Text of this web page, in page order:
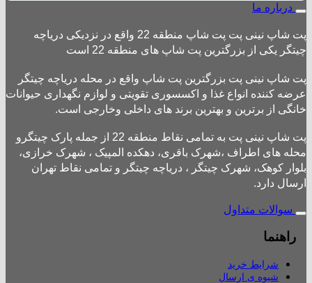
درباره ما
پت شاپ نینی پت پت شاپ منطقه 22 واقع در نزدیکی دریاچه
چیتگر یکی از بزرگترین پت شاپ های منطقه 22 است
پت شاپ نینی پت بزرگترین پت شاپ واقع در محله دریاچه چیتگر
عرضه کننده انواع غذا و اکسسوری تقویتی و لوازم نگهداری حیوانات
خانگی از برترین و بهترین برند های داخلی وخارجی است.
پت شاپ نینی پت به تمامی نقاط منطقه 22 از جمله پارک چیتگرو
محله های اطراف ،شهرک باقری، دهکده المپیک ، شهرک خرازی،
بلوار کوهک، شهرک چیتگر ، دریاچه چیتگر و تمامی نقاط تهران
ارسال دارد.
سوالات متداول
راهنما
شرایط خرید
شیوه ی ارسال